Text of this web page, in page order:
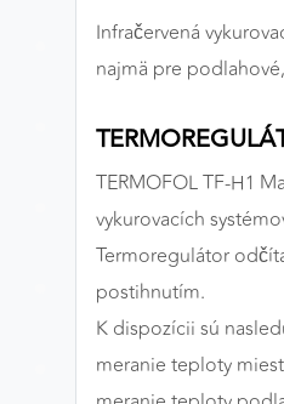
Infračervená
najmä pre
TERMOFOL TF-H1
vykurovacích
Termoregulátor
postihnutím.
K dispozícii sú
meranie teploty
Google Analytics
Poskytovateľ:
MARKETINGOVÉ
Marketingové cookies
správania používateľov
relevantnú reklamu, a to
reklamných sieťach
Google Ads